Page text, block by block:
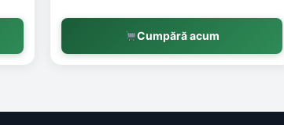
Cumpără acum